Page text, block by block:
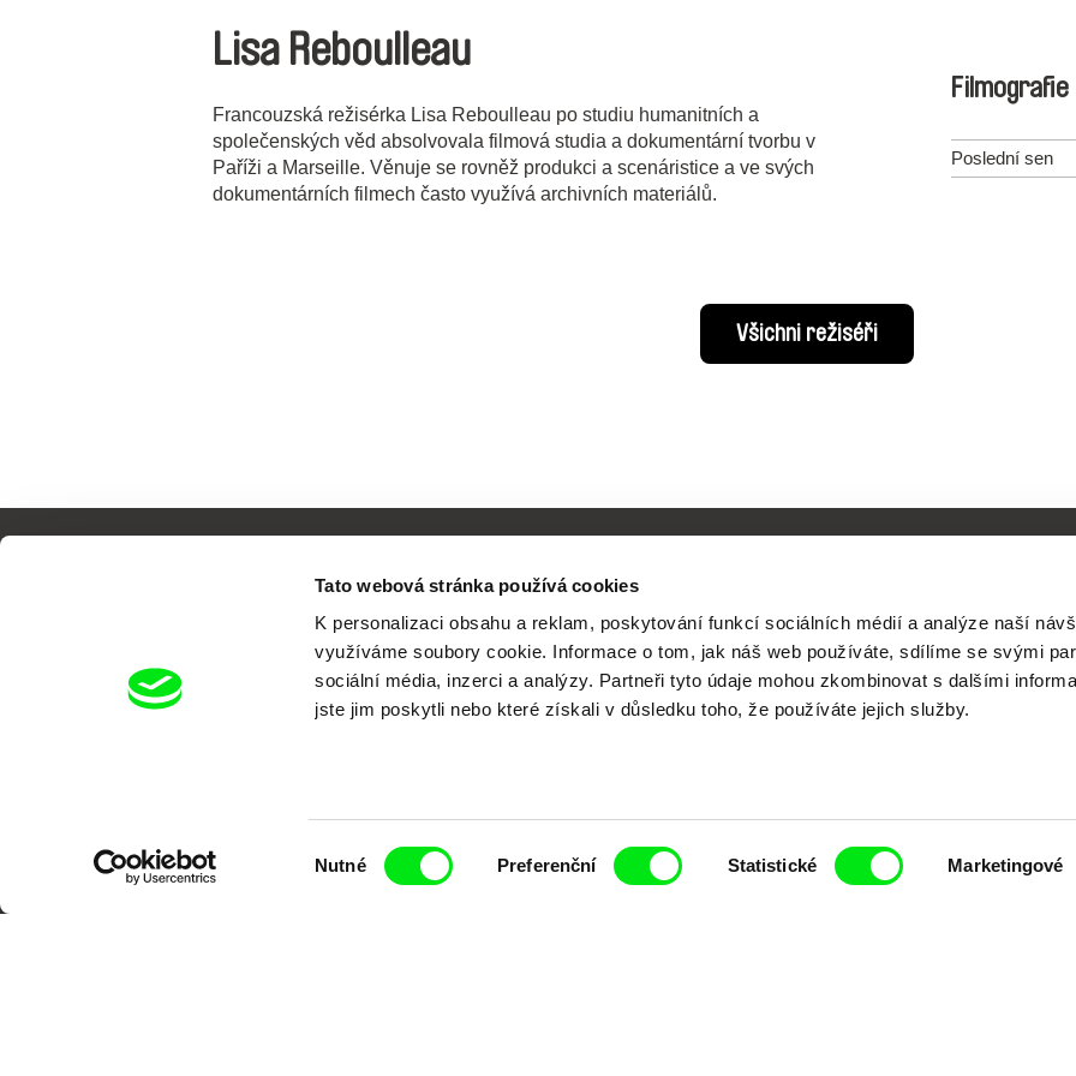
Tato webová stránka používá cookies
K personalizaci obsahu a reklam, poskytování funkcí sociálních médií a analýze naší
využíváme soubory cookie. Informace o tom, jak náš web používáte, sdílíme se svými
sociální média, inzerci a analýzy. Partneři tyto údaje mohou zkombinovat s dalšími
jste jim poskytli nebo které získali v důsledku toho, že používáte jejich služby.
Nutné Preferenční Statistické Marketingové
Lisa Reboulleau
Francouzská režisérka Lisa Reboulleau po studiu humanitních a
společenských věd absolvovala filmová studia a dokumentární tvorbu v
Paříži a Marseille. Věnuje se rovněž produkci a scenáristice a ve svých
dokumentárních filmech často využívá archivních materiálů.
Filmografie
Poslední sen
Všichni režiséři
Vaše online
Nové festivalové filmy
každý týden